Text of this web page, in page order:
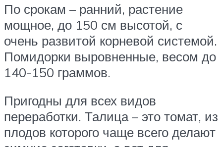
По срокам – ранний, растение
мощное, до 150 см высотой, с
очень развитой корневой системой.
Помидорки выровненные, весом до
140-150 граммов.
Пригодны для всех видов
переработки. Талица – это томат, из
плодов которого чаще всего делают